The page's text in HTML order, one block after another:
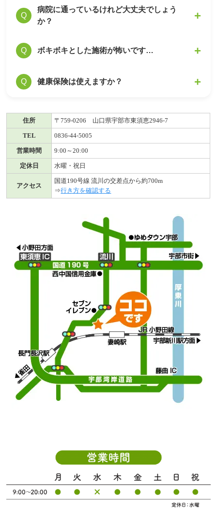
A
症状の軽重によって効果の幅は個人差がありま
すが、初回でも症状の変化を感じて頂ける方が
しかし、初回に施術効果を感じにくいケースで
1. 骨格の歪み・疲労の蓄積の量が多いために、
も、症状は残っているため、まだ感覚が変わら
ないケース
3. 痛み・しびれの箇所が複数あると、一か所が
良くなっても他の部分が気になるので、痛み・
しびれの感覚が変わらないケース
いずれのケースでも、施術を繰り返しお受けに
なり改善が期待できますのでご安心ください。
Q
病院に通っているけれど大丈夫でしょう
か？
A
病院に通いながら当院で施術を受けることも可
う方も、症状の原因が別にあることが想定され
ださい。
Q ボキボキとした施術が怖いです…
A
当院では痛みのない施術を行っています。力の
Q 健康保険は使えますか？
A
当院は自由診療のみとなります。（交通事故の
み保険適応しております）
住所 〒759-0206 山口県宇部市東須恵2946-7
TEL 0836-44-5005
営業時間 9:00～20:00
定休日 水曜・祝日
アクセス
国道190号線 流川の交差点から約700m
⇒行き方を確認する